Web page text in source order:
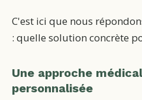
C'est ici que nous
: quelle solution concrète
Une approche
personnalisée